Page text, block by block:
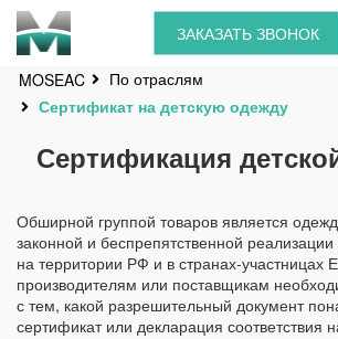
ЗАКАЗАТЬ ЗВОНОК
MOSEAC
По отраслям
Сертификат на детскую одежду
Сертификация
Обширной группой товаров является
законной и беспрепятственной
на территории РФ и в странах-участницах
производителям или поставщикам
с тем, какой разрешительный документ
сертификат или декларация соответствия